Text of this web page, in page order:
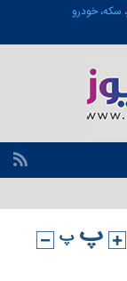
سکه، خودرو